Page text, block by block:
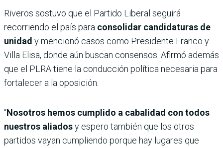
Riveros sostuvo que el Partido Liberal seguirá
recorriendo el país para consolidar candidaturas de
unidad y mencionó casos como Presidente Franco y
Villa Elisa, donde aún buscan consensos. Afirmó además
que el PLRA tiene la conducción política necesaria para
fortalecer a la oposición.
“Nosotros hemos cumplido a cabalidad con todos
nuestros aliadosy espero también que los otros
partidos vayan cumpliendo porque hay lugares que